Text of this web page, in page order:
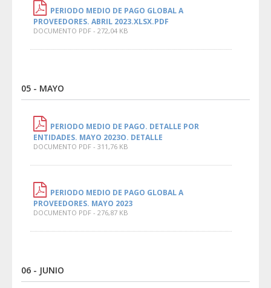
PERIODO MEDIO DE PAGO GLOBAL A
PROVEEDORES. ABRIL 2023.XLSX.PDF
DOCUMENTO PDF - 272,04 KB
05 - MAYO
PERIODO MEDIO DE PAGO. DETALLE POR
ENTIDADES. MAYO 2023O. DETALLE
DOCUMENTO PDF - 311,76 KB
PERIODO MEDIO DE PAGO GLOBAL A
PROVEEDORES. MAYO 2023
DOCUMENTO PDF - 276,87 KB
06 - JUNIO